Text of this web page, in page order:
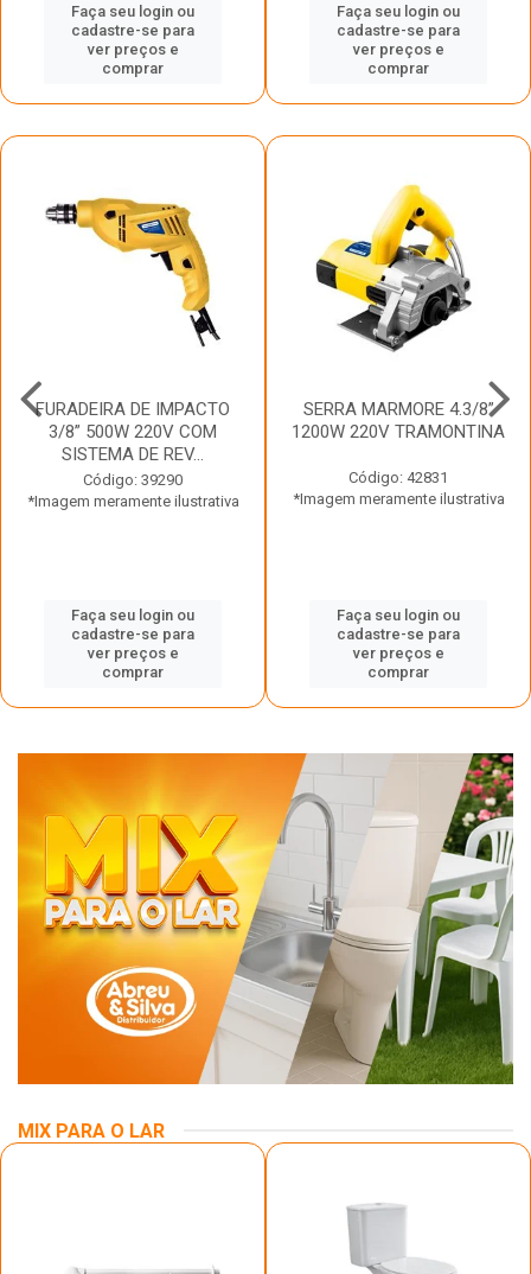
Faça seu login ou
cadastre-se para
ver preços e
comprar
Faça seu login ou
cadastre-se para
ver preços e
comprar
FURADEIRA DE IMPACTO
3/8” 500W 220V COM
SISTEMA DE REV...
Código: 39290
*Imagem meramente ilustrativa
Faça seu login ou
cadastre-se para
ver preços e
comprar
SERRA MARMORE 4.3/8”
1200W 220V TRAMONTINA
Código: 42831
*Imagem meramente ilustrativa
Faça seu login ou
cadastre-se para
ver preços e
comprar
MIX PARA O LAR